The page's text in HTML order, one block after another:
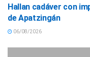
Hallan cadáver con
de Apatzingán
06/08/2026